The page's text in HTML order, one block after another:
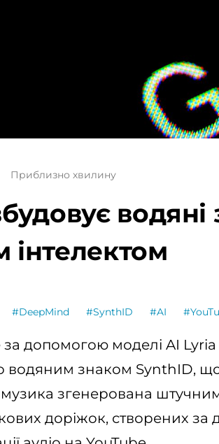
Приблизно хвилину
#DeepMind #SynthID #AI
за допомогою моделі AI
водяним знаком SynthID,
згенерована
доріжок, створених